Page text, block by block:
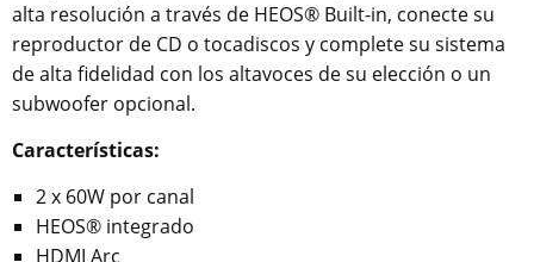
alta resolución a través de HEOS® Built-in, conecte su
reproductor de CD o tocadiscos y complete su sistema
de alta fidelidad con los altavoces de su elección o un
subwoofer opcional.
Características:
2 x 60W por canal
HEOS® integrado
HDMI Arc